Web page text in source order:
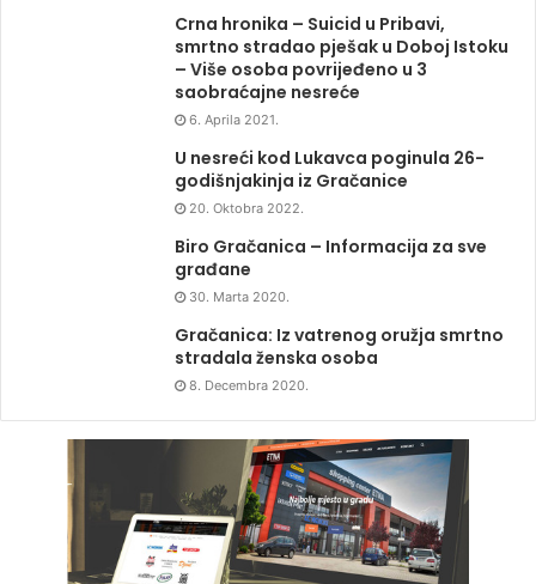
Crna hronika – Suicid u Pribavi,
smrtno stradao pješak u Doboj Istoku
– Više osoba povrijeđeno u 3
saobraćajne nesreće
6. Aprila 2021.
U nesreći kod Lukavca poginula 26-
godišnjakinja iz Gračanice
20. Oktobra 2022.
Biro Gračanica – Informacija za sve
građane
30. Marta 2020.
Gračanica: Iz vatrenog oružja smrtno
stradala ženska osoba
8. Decembra 2020.